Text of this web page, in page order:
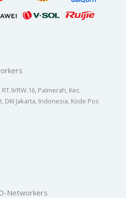
RW.16, Palmerah, Kec.
DKI Jakarta, Indonesia, Kode Pos
Networkers